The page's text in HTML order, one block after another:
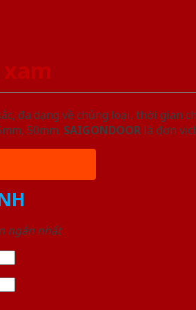
xam
đa dạng về chủng loại, thời gian
50mm. SAIGONDOOR là đơn vị
ngắn nhất